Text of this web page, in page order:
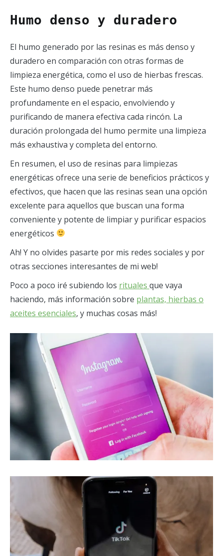
Humo denso y duradero
El humo generado por las resinas es más denso y
duradero en comparación con otras formas de
limpieza energética, como el uso de hierbas frescas.
Este humo denso puede penetrar más
profundamente en el espacio, envolviendo y
purificando de manera efectiva cada rincón. La
duración prolongada del humo permite una limpieza
más exhaustiva y completa del entorno.
En resumen, el uso de resinas para limpiezas
energéticas ofrece una serie de beneficios prácticos y
efectivos, que hacen que las resinas sean una opción
excelente para aquellos que buscan una forma
conveniente y potente de limpiar y purificar espacios
energéticos
Ah! Y no olvides pasarte por mis redes sociales y por
otras secciones interesantes de mi web!
Poco a poco iré subiendo los rituales que vaya
haciendo, más información sobre plantas, hierbas o
aceites esenciales, y muchas cosas más!